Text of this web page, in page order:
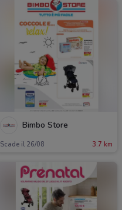
Bimbo Store
Scade il 26/08 3.7 km